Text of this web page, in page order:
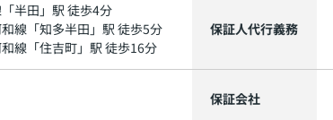
「半田 」駅 徒歩4分
線 「知多半田 」駅 徒歩5分
線 「住吉町」駅 徒歩16分
保証人代行義務
保証会社